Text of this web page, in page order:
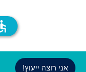
אני רוצה ייעוץ!